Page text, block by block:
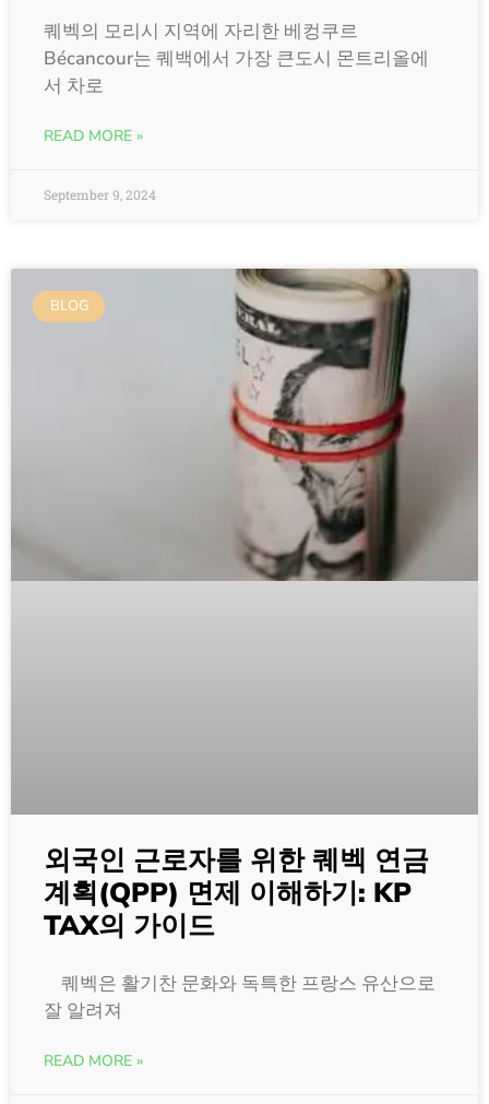
퀘벡의 모리시 지역에 자리한 베컹쿠르
Bécancour는 퀘백에서 가장 큰도시 몬트리올에
서 차로
READ MORE »
September 9, 2024
BLOG
외국인 근로자를 위한 퀘벡 연금
계획(QPP) 면제 이해하기: KP
TAX의 가이드
퀘벡은 활기찬 문화와 독특한 프랑스 유산으로
잘 알려져
READ MORE »